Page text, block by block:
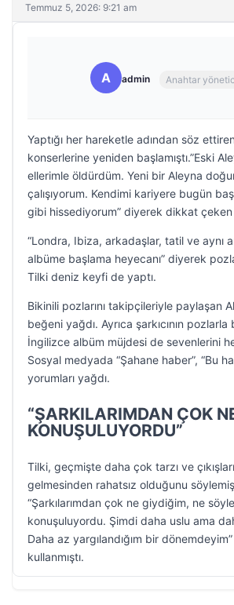
Temmuz 5, 2026: 9:21 am
A admin Anahtar
Yaptığı her hareketle adından söz
konserlerine yeniden başlamıştı.”Eski
ellerimle öldürdüm. Yeni bir Aleyna
çalışıyorum. Kendimi kariyere bugün
gibi hissediyorum” diyerek dikkat çeken
“Londra, Ibiza, arkadaşlar, tatil ve aynı
albüme başlama heyecanı” diyerek
Tilki deniz keyfi de yaptı.
Bikinili pozlarını takipçileriyle paylaşan
beğeni yağdı. Ayrıca şarkıcının
İngilizce albüm müjdesi de sevenlerini
Sosyal medyada “Şahane haber”, “Bu
yorumları yağdı.
“ŞARKILARIMDAN ÇOK
KONUŞULUYORDU”
Tilki, geçmişte daha çok tarzı ve
gelmesinden rahatsız olduğunu
“Şarkılarımdan çok ne giydiğim, ne
konuşuluyordu. Şimdi daha uslu ama
Daha az yargılandığım bir
kullanmıştı.